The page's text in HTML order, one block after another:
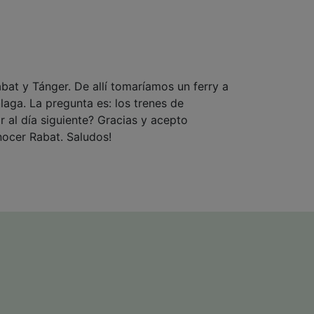
y Tánger. De allí tomaríamos un ferry a
La pregunta es: los trenes de
al día siguiente? Gracias y acepto
Rabat. Saludos!